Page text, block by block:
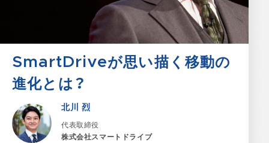
SmartDriveが思い描く移動の
進化とは？
北川 烈
代表取締役
株式会社スマートドライブ